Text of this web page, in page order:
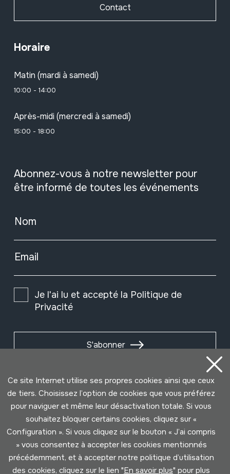
Contact
Horaire
Matin (mardi à samedi)
10:00 - 14:00
Après-midi (mercredi à samedi)
15:00 - 18:00
Abonnez-vous à notre newsletter pour
être informé de toutes les événements
Nom
Email
Je l'ai lu et accepté la Politique de
Privacité
S'abonner
Ce site Internet utilise ses propres cookies ainsi que ceux
de tiers. Choisissez l’option de cookies que vous préférez
pour naviguer et même leur désactivation totale. Si vous
souhaitez bloquer certains cookies, cliquez sur «
Configuration ». Si vous cliquez sur le bouton « J’ai compris
» vous consentez à accepter les cookies mentionnés
précédemment, et à accepter notre politique d’utilisation
des cookies, cliquez sur le lien "En savoir plus" pour plus